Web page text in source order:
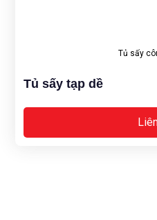
Tủ sấy
Tủ sấy tạp dề